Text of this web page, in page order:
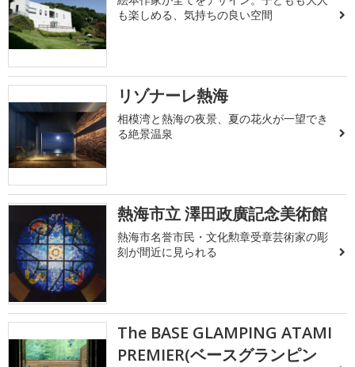
も楽しめる、気持ちの良い空間
リゾナーレ熱海
相模湾と熱海の夜景、夏の花火が一望でき
る絶景温泉
熱海市立 澤田政廣記念美術館
熱海市名誉市民・文化勲章受章芸術家の彫
刻が間近に見られる
The BASE GLAMPING ATAMI
PREMIER(ベースグランピン